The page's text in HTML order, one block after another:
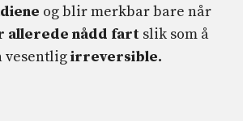
og blir merkbar bare når
allerede nådd fart slik som å
vesentligirreversible.